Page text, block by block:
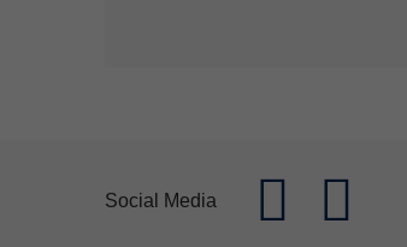
Social Media